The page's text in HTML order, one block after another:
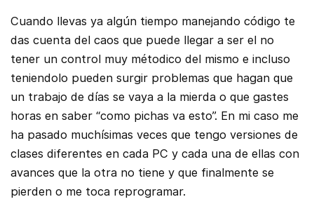
Cuando llevas ya algún tiempo manejando código te
das cuenta del caos que puede llegar a ser el no
tener un control muy métodico del mismo e incluso
teniendolo pueden surgir problemas que hagan que
un trabajo de días se vaya a la mierda o que gastes
horas en saber “como pichas va esto”. En mi caso me
ha pasado muchísimas veces que tengo versiones de
clases diferentes en cada PC y cada una de ellas con
avances que la otra no tiene y que finalmente se
pierden o me toca reprogramar.